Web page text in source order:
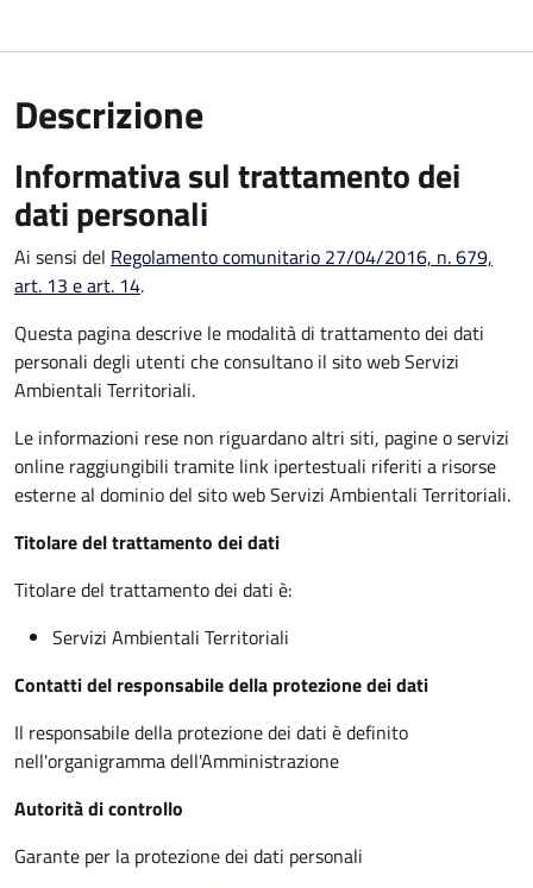
Descrizione
Informativa sul trattamento dei
dati personali
Ai sensi del Regolamento comunitario 27/04/2016, n. 679,
art. 13 e art. 14.
Questa pagina descrive le modalità di trattamento dei dati
personali degli utenti che consultano il sito web Servizi
Ambientali Territoriali.
Le informazioni rese non riguardano altri siti, pagine o servizi
online raggiungibili tramite link ipertestuali riferiti a risorse
esterne al dominio del sito web Servizi Ambientali Territoriali.
Titolare del trattamento dei dati
Titolare del trattamento dei dati è:
Servizi Ambientali Territoriali
Contatti del responsabile della protezione dei dati
Il responsabile della protezione dei dati è definito
nell'organigramma dell'Amministrazione
Autorità di controllo
Garante per la protezione dei dati personali